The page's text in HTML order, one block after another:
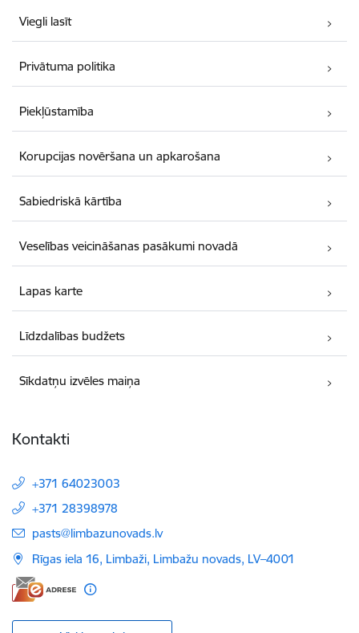
Viegli lasīt
Privātuma politika
Piekļūstamība
Korupcijas novēršana un apkarošana
Sabiedriskā kārtība
Veselības veicināšanas pasākumi novadā
Lapas karte
Līdzdalības budžets
Sīkdatņu izvēles maiņa
Kontakti
+371 64023003
+371 28398978
E-pasts:
pasts@limbazunovads.lv
Rīgas iela 16, Limbaži, Limbažu novads, LV–4001